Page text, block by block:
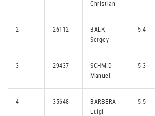
Christian
2 26112
BALK
Sergey
5.4
3 29437
SCHMID
Manuel
5.3
4 35648
BARBERA
Luigi
5.5